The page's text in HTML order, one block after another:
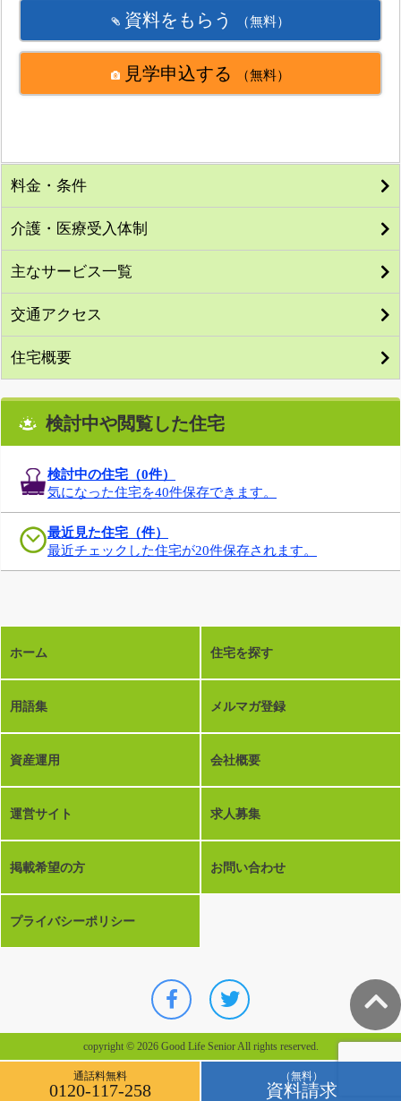
資料をもらう （無料）
見学申込する （無料）
料金・条件
介護・医療受入体制
主なサービス一覧
交通アクセス
住宅概要
検討中や閲覧した住宅
検討中の住宅（0件）
気になった住宅を40件保存できます。
最近見た住宅（件）
最近チェックした住宅が20件保存されます。
ホーム 住宅を探す
用語集 メルマガ登録
資産運用 会社概要
運営サイト 求人募集
掲載希望の方 お問い合わせ
プライバシーポリシー
copyright © 2026 Good Life Senior All rights reserved.
通話料無料
0120-117-258
（無料）
資料請求